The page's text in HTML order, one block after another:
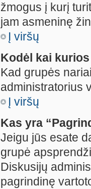
žmogus į kurį
jam asmeninę
Į viršų
Kodėl kai
Kad grupės
administratorius
Į viršų
Kas yra
Jeigu jūs esate
grupė
Diskusijų
pagrindinę